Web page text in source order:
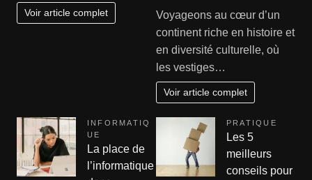
Voir article complet
Voyageons au cœur d’un
continent riche en histoire et
en diversité culturelle, où
les vestiges…
Voir article complet
INFORMATIQ
UE
La place de
l’informatique
PRATIQUE
Les 5
meilleurs
conseils pour